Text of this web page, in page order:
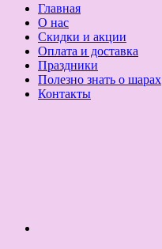
Главная
О нас
Скидки и акции
Оплата и доставка
Праздники
Полезно знать о шарах
Контакты